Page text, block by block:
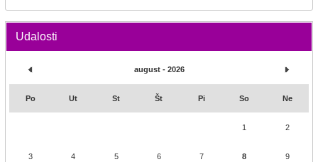
Udalosti
august - 2026
Po Ut St Št Pi So Ne
1 2
3 4 5 6 7 8 9